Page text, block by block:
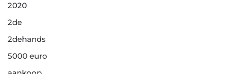
2020
2de
2dehands
5000 euro